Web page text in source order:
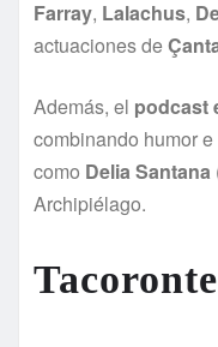
Farray, Lalachus,
actuaciones de
Además, el podcast
combinando humor
como Delia Santana
Archipiélago.